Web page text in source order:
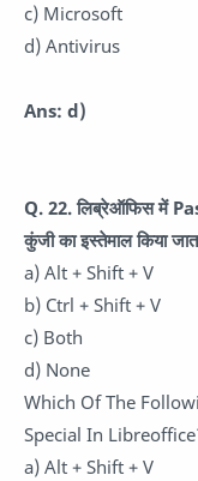
c) Microsoft
d) Antivirus
Ans: d)
Q. 22. लिब्रेऑफिस में
कुंजी का इस्तेमाल किया
a) Alt + Shift + V
b) Ctrl + Shift + V
c) Both
d) None
Which Of The
Special In
a) Alt + Shift + V